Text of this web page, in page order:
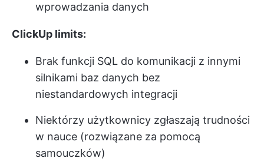
wprowadzania danych
ClickUp limits:
Brak funkcji SQL do komunikacji z innymi
silnikami baz danych bez
niestandardowych integracji
Niektórzy użytkownicy zgłaszają trudności
w nauce (rozwiązane za pomocą
samouczków)